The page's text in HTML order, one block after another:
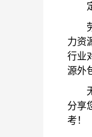
定
劳
力资
行业
源外
无
分享
考！